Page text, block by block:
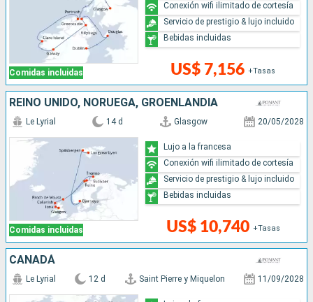
Comidas incluidas US$ 7,156 +Tasas
Conexión wifi ilimitado de cortesía
Servicio de prestigio & lujo incluido
Bebidas incluidas
REINO UNIDO, NORUEGA, GROENLANDIA
Comidas incluidas
Le Lyrial 14 d Glasgow 20/05/2028
US$ 10,740 +Tasas
Lujo a la francesa
Conexión wifi ilimitado de cortesía
Servicio de prestigio & lujo incluido
Bebidas incluidas
CANADÁ
Le Lyrial 12 d Saint Pierre y Miquelon 11/09/2028